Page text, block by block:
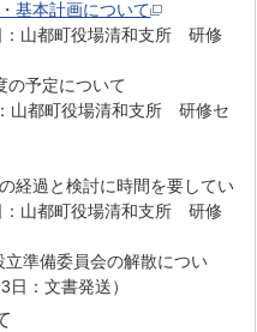
本計画について
役場清和支所 研修
予定について
役場清和支所 研修セ
検討に時間を要してい
：山都町役場清和支所 研修
委員会の解散につい
書発送）